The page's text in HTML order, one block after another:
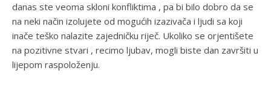
danas ste veoma skloni konfliktima , pa bi bilo dobro da se
na neki način izolujete od mogućih izazivača i ljudi sa koji
inače teško nalazite zajedničku riječ. Ukoliko se orjentišete
na pozitivne stvari , recimo ljubav, mogli biste dan završiti u
lijepom raspoloženju.